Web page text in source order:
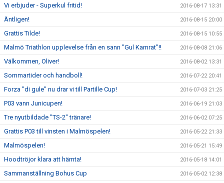
Vi erbjuder - Superkul fritid! 2016-08-17 13:31
Äntligen! 2016-08-15 20:00
Grattis Tilde! 2016-08-15 10:55
Malmö Triathlon upplevelse från en sann "Gul Kamrat"!! 2016-08-08 21:06
Välkommen, Oliver! 2016-08-02 13:31
Sommartider och handboll! 2016-07-22 20:41
Forza "di gule" nu drar vi till Partille Cup! 2016-07-03 21:25
P03 vann Junicupen! 2016-06-19 21:03
Tre nyutbildade "TS-2" tränare! 2016-06-02 07:25
Grattis P03 till vinsten i Malmöspelen! 2016-05-22 21:33
Malmöspelen! 2016-05-21 15:49
Hoodtröjor klara att hämta! 2016-05-18 14:01
Sammanställning Bohus Cup 2016-05-02 12:38